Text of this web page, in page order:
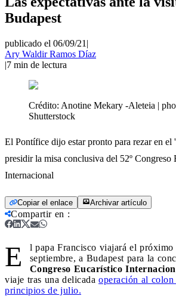
Budapest
publicado el 06/09/21 |
Ary Waldir Ramos Díaz
|7 min de lectura
Crédito: Anotine Mekary -Aleteia |
Shutterstock
El Pontífice dijo estar pronto para rezar en el
presidir la misa conclusiva del 52º Congreso
Internacional
Copiar el enlace Archivar artículo
Compartir en :
E
l papa Francisco viajará el
septiembre, a Budapest para la
Congreso Eucarístico
viaje tras una delicada operación al colon
principios de julio.